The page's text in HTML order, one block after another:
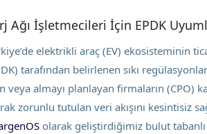
Ağı İşletmecileri İçin EPDK
elektrikli araç (EV) ekosisteminin
tarafından belirlenen sıkı
veya almayı planlayan firmaların (CPO)
zorunlu tutulan veri akışını kesintisiz
olarak geliştirdiğimiz bulut